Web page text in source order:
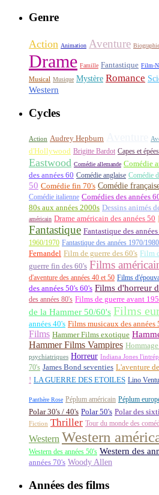
Genre
Action Animation Aventure Biographie
Drame Famille Fantastique Film-
Musical Musique Mystère Romance
Western
Cycles
Action Audrey Hepburn
d'Hollywood Brigitte Bardot Capes et épées
Eastwood Comédie allemande Comédie
des années 60 Comédie anglaise Comédie
50 Comédie fin 70's Comédie
Comédie italienne Comédies des années
80s aux années 2000s Dessins animés
américain Drame américain des années 50
Fantastique Fantastique des
1960/1970 Fantastique des années 1970/1980
Fernandel Film de guerre des 60's Film
guerre fin des 60's Films
d'aventure des années 40 et 50 Films
des années 50's 60's Films d'horreur
des années 80's Films de guerre avant
de la Hammer 50/60's Films
années 40's Films musicaux des années
Films Hammer Films exotique
Hammer Films Vampires
psychiatriques Horreur Indiana Jones
70's James Bond seventies L'aventure
! LA GUERRE DES ETOILES Lino
Panthère Rose Péplum américain Péplum
Polar 30's / 40's Polar 50's Polar des
Fiction Thriller Tour du monde des
Western Western
Western des années 50's Western des
années 70's Woody Allen
Années des films